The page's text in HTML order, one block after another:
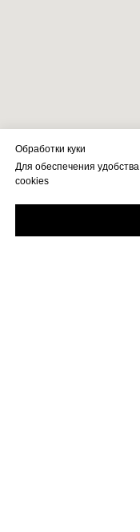
Обработки куки
Для обеспечения
cookies